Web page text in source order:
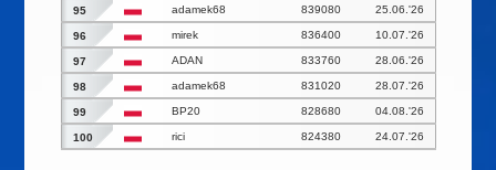
95 adamek68 839080 25.06.'26
96 mirek 836400 10.07.'26
97 ADAN 833760 28.06.'26
98 adamek68 831020 28.07.'26
99 BP20 828680 04.08.'26
100 rici 824380 24.07.'26